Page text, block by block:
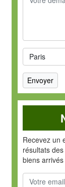
Recevez un
résultats
biens